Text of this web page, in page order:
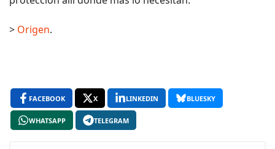
> Origen.
FACEBOOK X LINKEDIN BLUESKY
WHATSAPP TELEGRAM